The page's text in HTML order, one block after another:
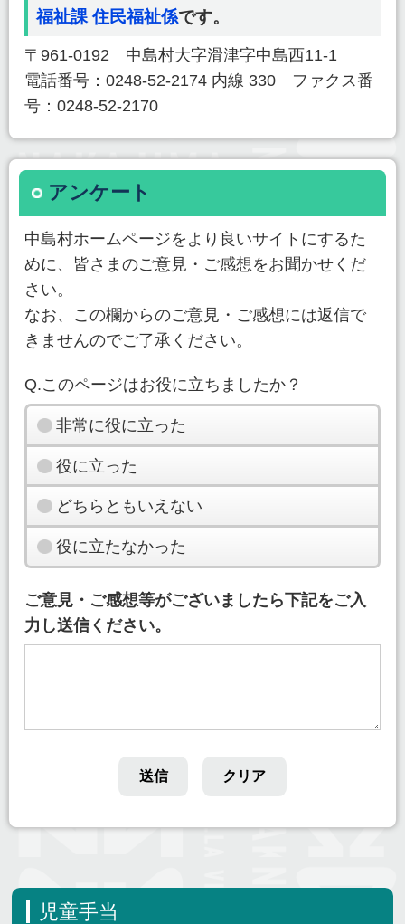
福祉課 住民福祉係です。
〒961-0192 中島村大字滑津字中島西11-1
電話番号：0248-52-2174 内線 330 ファクス番
号：0248-52-2170
アンケート
中島村ホームページをより良いサイトにするた
めに、皆さまのご意見・ご感想をお聞かせくだ
さい。
なお、この欄からのご意見・ご感想には返信で
きませんのでご了承ください。
Q.このページはお役に立ちましたか？
非常に役に立った
役に立った
どちらともいえない
役に立たなかった
ご意見・ご感想等がございましたら下記をご入
力し送信ください。
児童手当